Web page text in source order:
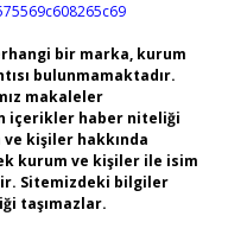
bir marka, kurum
bulunmamaktadır.
makaleler
içerikler haber niteliği
kişiler hakkında
kurum ve kişiler ile isim
Sitemizdeki bilgiler
taşımazlar.